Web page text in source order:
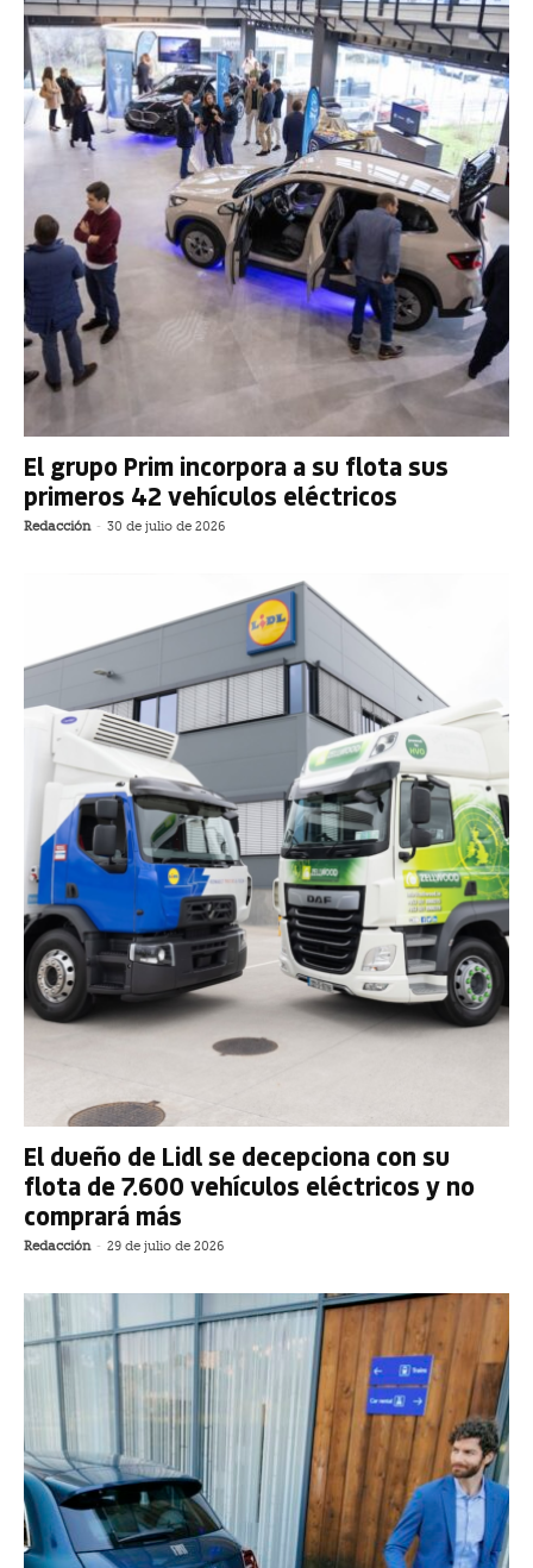
El grupo Prim incorpora a su flota sus
primeros 42 vehículos eléctricos
Redacción - 30 de julio de 2026
El dueño de Lidl se decepciona con su
flota de 7.600 vehículos eléctricos y no
comprará más
Redacción - 29 de julio de 2026